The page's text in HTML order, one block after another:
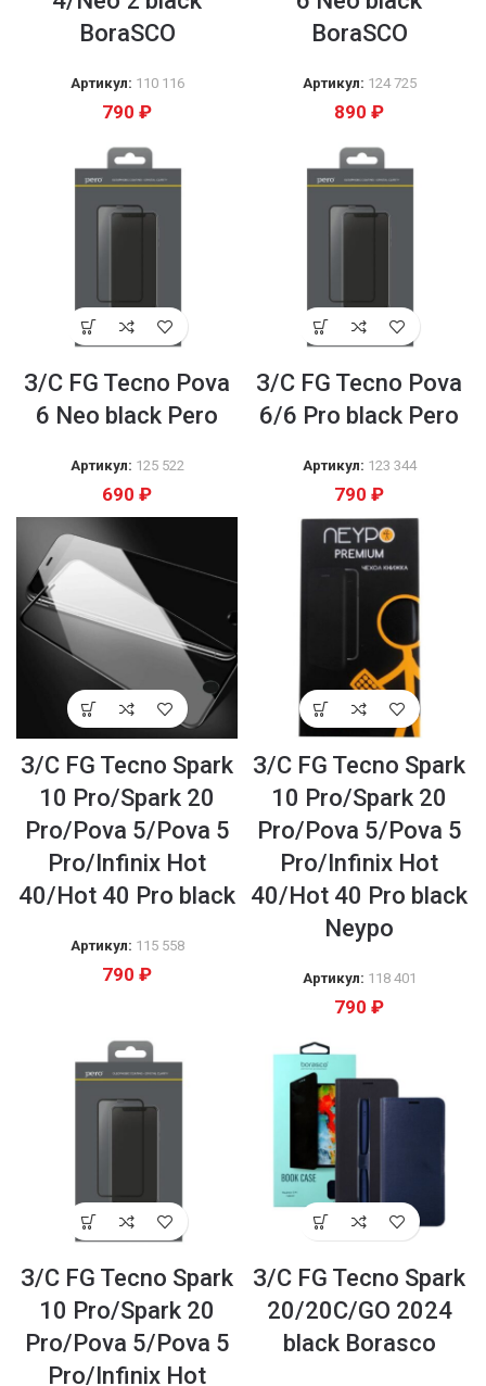
BoraSCO
Артикул: 110 116
790 ₽
BoraSCO
Артикул: 124 725
890 ₽
З/С FG Tecno Pova
6 Neo black Pero
Артикул: 125 522
690 ₽
З/С FG Tecno Pova
6/6 Pro black Pero
Артикул: 123 344
790 ₽
З/С FG Tecno Spark
10 Pro/Spark 20
Pro/Pova 5/Pova 5
Pro/Infinix Hot
40/Hot 40 Pro black
Артикул: 115 558
790 ₽
З/С FG Tecno Spark
10 Pro/Spark 20
Pro/Pova 5/Pova 5
Pro/Infinix Hot
40/Hot 40 Pro black
Neypo
Артикул: 118 401
790 ₽
З/С FG Tecno Spark
10 Pro/Spark 20
Pro/Pova 5/Pova 5
Pro/Infinix Hot
З/С FG Tecno Spark
20/20С/GO 2024
black Borasco